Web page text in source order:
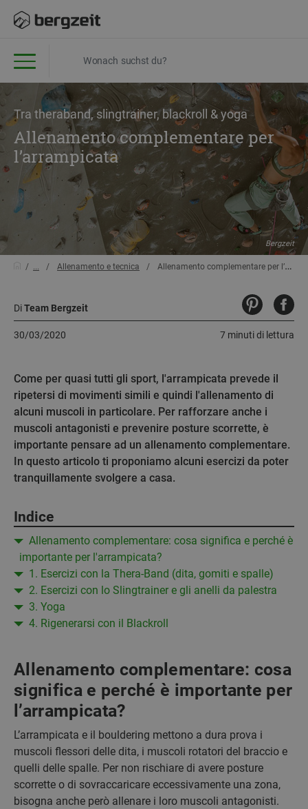
Tra theraband, slingtrainer, blackroll & yoga
Allenamento complementare per
l’arrampicata
Bergzeit
... Allenamento e tecnica Allenamento complementare per l’arrampicata
DiTeam Bergzeit
7 minuti di lettura
30/03/2020
Come per quasi tutti gli sport, l'arrampicata prevede il
ripetersi di movimenti simili e quindi l'allenamento di
alcuni muscoli in particolare. Per rafforzare anche i
muscoli antagonisti e prevenire posture scorrette, è
importante pensare ad un allenamento complementare.
In questo articolo ti proponiamo alcuni esercizi da poter
tranquillamente svolgere a casa.
Indice
Allenamento complementare: cosa significa e perché è
importante per l'arrampicata?
1. Esercizi con la Thera-Band (dita, gomiti e spalle)
2. Esercizi con lo Slingtrainer e gli anelli da palestra
3. Yoga
4. Rigenerarsi con il Blackroll
Allenamento complementare: cosa
significa e perché è importante per
l’arrampicata?
L’arrampicata e il bouldering mettono a dura prova i
muscoli flessori delle dita, i muscoli rotatori del braccio e
quelli delle spalle. Per non rischiare di avere posture
scorrette o di sovraccaricare eccessivamente una zona,
bisogna anche però allenare i loro muscoli antagonisti.